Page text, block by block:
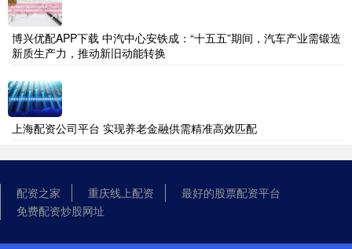
博兴优配APP下载 中汽中心安铁成：“十五五”期间，汽车产业需锻造
新质生产力，推动新旧动能转换
上海配资公司平台 实现养老金融供需精准高效匹配
配资之家 重庆线上配资
最好的股票配资平台
免费配资炒股网址